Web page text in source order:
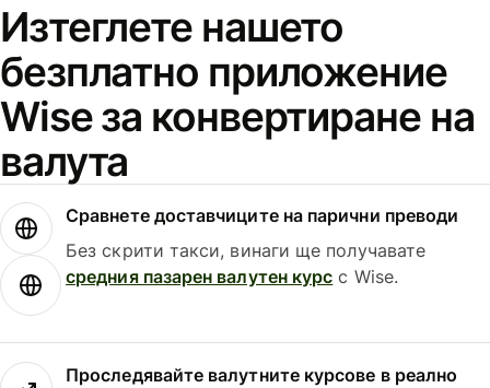
Изтеглете нашето
безплатно приложение
Wise за конвертиране на
валута
Сравнете доставчиците на парични преводи
Без скрити такси, винаги ще получавате
средния пазарен валутен курс с Wise.
Проследявайте валутните курсове в реално